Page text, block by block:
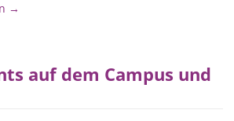
→
auf dem Campus und